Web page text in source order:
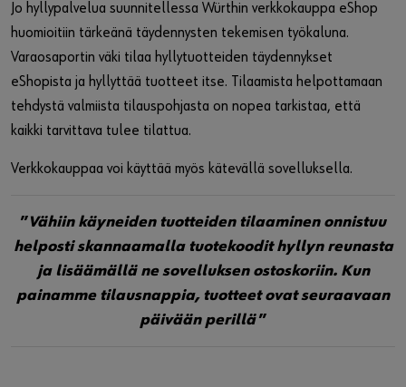
Jo hyllypalvelua suunnitellessa Würthin verkkokauppa eShop
huomioitiin tärkeänä täydennysten tekemisen työkaluna.
Varaosaportin väki tilaa hyllytuotteiden täydennykset
eShopista ja hyllyttää tuotteet itse. Tilaamista helpottamaan
tehdystä valmiista tilauspohjasta on nopea tarkistaa, että
kaikki tarvittava tulee tilattua.
Verkkokauppaa voi käyttää myös kätevällä sovelluksella.
”Vähiin käyneiden tuotteiden tilaaminen onnistuu
helposti skannaamalla tuotekoodit hyllyn reunasta
ja lisäämällä ne sovelluksen ostoskoriin. Kun
painamme tilausnappia, tuotteet ovat seuraavaan
päivään perillä”